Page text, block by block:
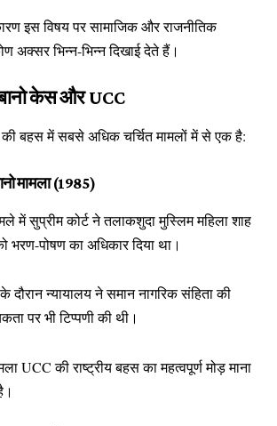
इस विषय पर सामाजिक और राजनीतिक
अक्सर भिन्न-भिन्न दिखाई देते हैं।
केस और UCC
बहस में सबसे अधिक चर्चित मामलों में से एक है:
मामला (1985)
में सुप्रीम कोर्ट ने तलाकशुदा मुस्लिम महिला शाह
भरण-पोषण का अधिकार दिया था।
के दौरान न्यायालय ने समान नागरिक संहिता की
पर भी टिप्पणी की थी।
UCC की राष्ट्रीय बहस का महत्वपूर्ण मोड़ माना